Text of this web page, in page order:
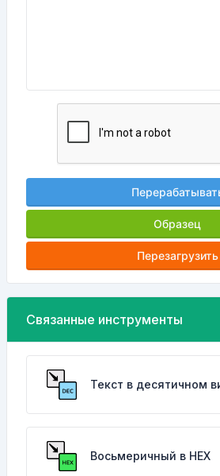
Образец
Перезагрузить
Связанные инструменты
Текст в десятичном
Восьмеричный в HEX